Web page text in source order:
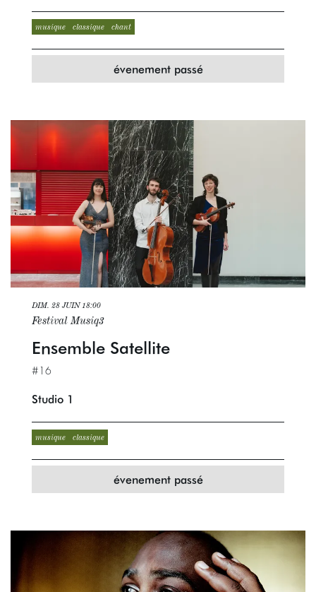
musique classique chant
évenement passé
Ensemble Satellite
#16
Festival Musiq3
DIM. 28 JUIN 18:00
Studio 1
musique classique
évenement passé